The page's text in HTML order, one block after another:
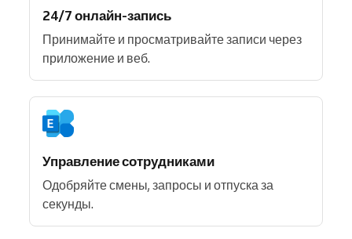
24/7 онлайн-запись
Принимайте и просматривайте записи через
приложение и веб.
Управление сотрудниками
Одобряйте смены, запросы и отпуска за
секунды.